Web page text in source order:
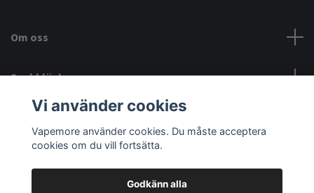
Om oss
Snabblänkar
Sociala medier
Vi använder cookies
Vapemore använder cookies. Du måste acceptera
cookies om du vill fortsätta.
Godkänn alla